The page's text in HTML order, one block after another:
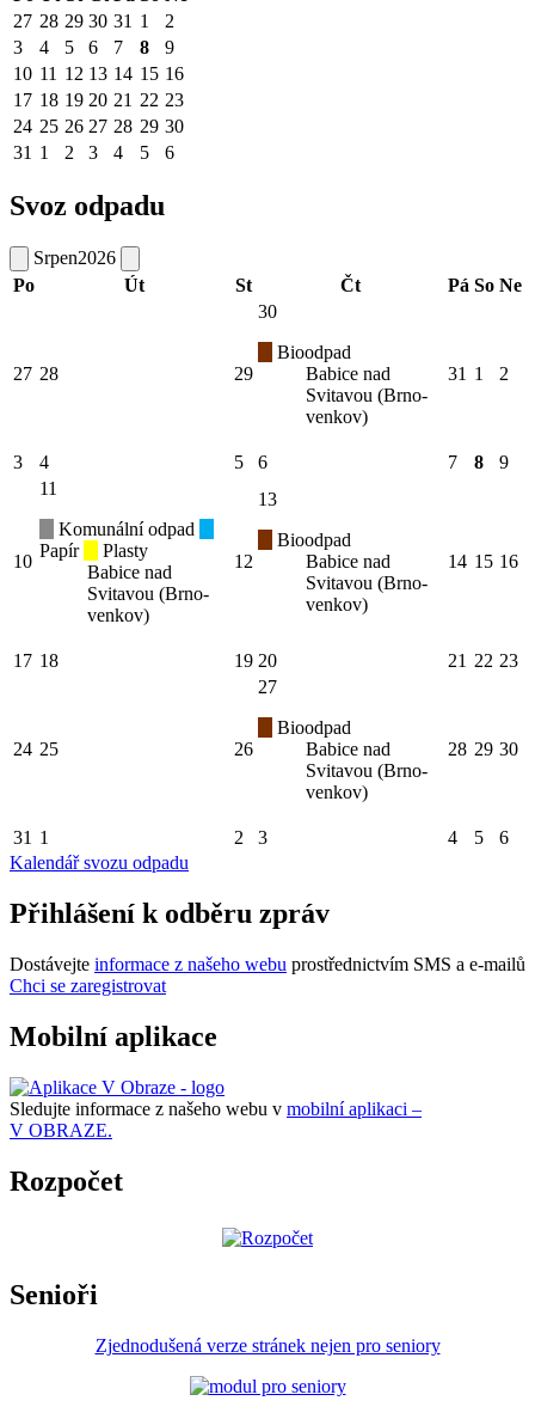
27 28 29 30 31 1
2
3
4 5 6 7 8
9
10 11 12 13 14 15 16
17 18 19 20 21 22 23
24 25 26 27 28 29 30
31 1 2 3 4 5 6
Svoz odpadu
Srpen2026
Po
Út St Čt Pá So Ne
27 28 29
30
Bioodpad
Babice nad
Svitavou (Brno-
venkov)
31 1 2
3 4 5 6 7 8 9
10
11
Komunální odpad
Papír
Plasty
Babice nad
Svitavou (Brno-
venkov)
12
13
Bioodpad
Babice nad
Svitavou (Brno-
venkov)
14 15 16
17 18 19 20 21 22 23
24 25 26
27
Bioodpad
Babice nad
Svitavou (Brno-
venkov)
28 29 30
31 1 2 3 4 5
6
Kalendář svozu odpadu
Přihlášení k odběru zpráv
Dostávejte informace z našeho webu prostřednictvím SMS a e-mailů
Chci se zaregistrovat
Mobilní aplikace
Sledujte informace z našeho webu v mobilní aplikaci –
V OBRAZE.
Rozpočet
Senioři
Zjednodušená verze stránek nejen pro seniory